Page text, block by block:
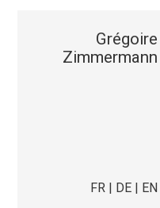
Grégoire
Zimmermann
FR | DE | EN